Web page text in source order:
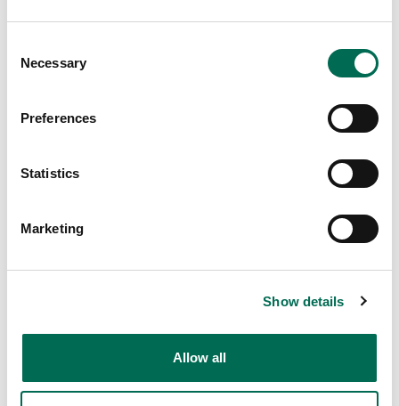
Selection
Necessary
Preferences
Statistics
Marketing
Show details
Allow all